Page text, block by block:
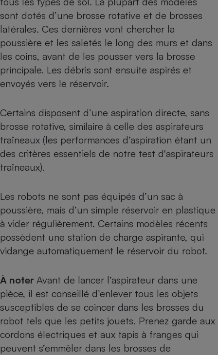
sont dotés d’une brosse rotative et de brosses
latérales. Ces dernières vont chercher la
poussière et les saletés le long des murs et dans
les coins, avant de les pousser vers la brosse
principale. Les débris sont ensuite aspirés et
envoyés vers le réservoir.
Certains disposent d’une aspiration directe, sans
brosse rotative, similaire à celle des aspirateurs
traîneaux (les performances d’aspiration étant un
des critères essentiels de notre test d'aspirateurs
traîneaux).
Les robots ne sont pas équipés d’un sac à
poussière, mais d’un simple réservoir en plastique
à vider régulièrement. Certains modèles récents
possèdent une station de charge aspirante, qui
vidange automatiquement le réservoir du robot.
À noter Avant de lancer l’aspirateur dans une
pièce, il est conseillé d’enlever tous les objets
susceptibles de se coincer dans les brosses du
robot tels que les petits jouets. Prenez garde aux
cordons électriques et aux tapis à franges qui
peuvent s’emmêler dans les brosses de